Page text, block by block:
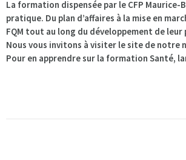
La formation dispensée par le CFP
pratique. Du plan d’affaires à la mise en
FQM tout au long du développement de
Nous vous invitons à visiter le site de notre
Pour en apprendre sur la formation Santé,